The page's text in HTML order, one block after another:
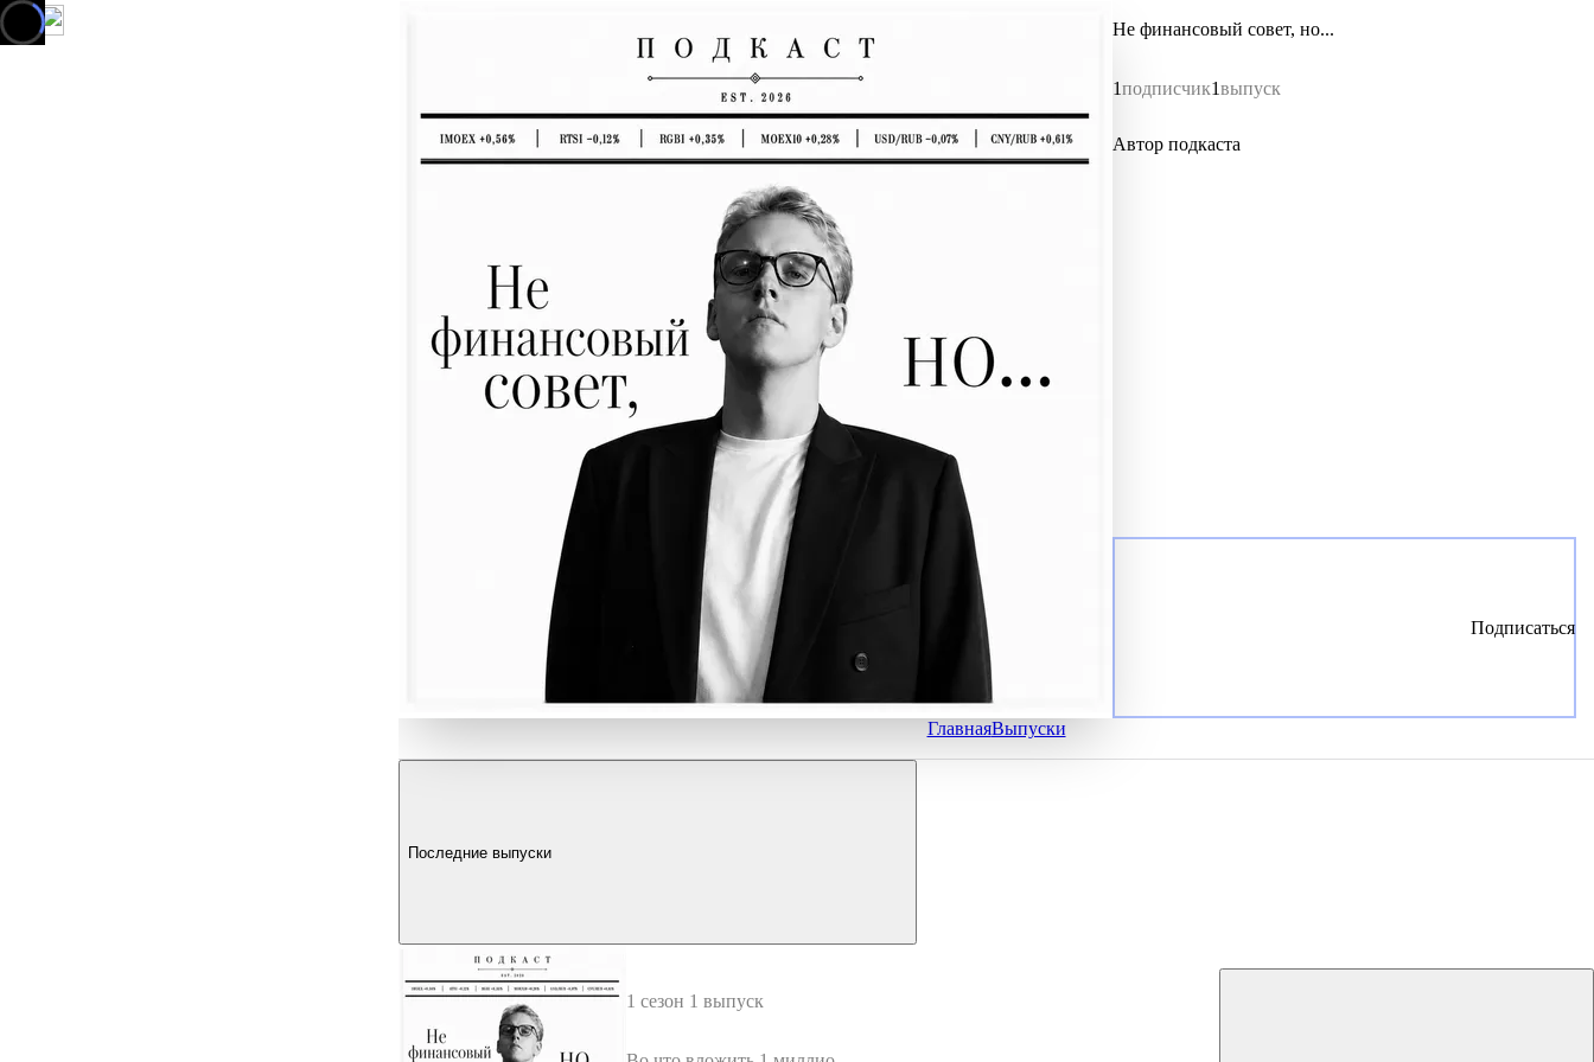
Не финансовый совет, но...
1подписчик1выпуск
Автор подкаста
Подписаться
ГлавнаяВыпуски
Последние выпуски
1 сезон 1 выпуск